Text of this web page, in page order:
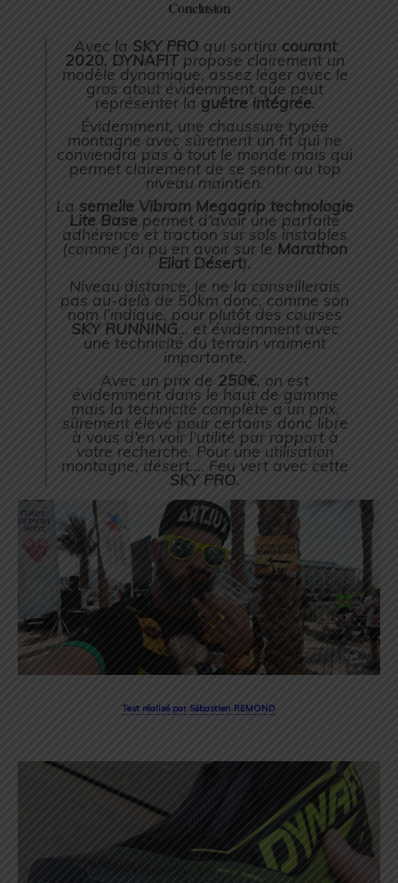
Conclusion
Avec la SKY PRO qui sortira courant
2020, DYNAFITpropose clairement un
modèle dynamique, assez léger avec le
gros atout évidemment que peut
représenter la guêtre intégrée.
Évidemment, une chaussure typée
montagne avec sûrement un fit qui ne
conviendra pas à tout le monde mais qui
permet clairement de se sentir au top
niveau maintien.
La semelle Vibram Megagrip technologie
Lite Base permet d’avoir une parfaite
adhérence et traction sur sols instables
(comme j’ai pu en avoir sur le Marathon
Eilat Désert).
Niveau distance, je ne la conseillerais
pas au-delà de 50km donc, comme son
nom l’indique, pour plutôt des courses
SKY RUNNING… et évidemment avec
une technicité du terrain vraiment
importante.
Avec un prix de 250€, on est
évidemment dans le haut de gamme
mais la technicité complète a un prix,
sûrement élevé pour certains donc libre
à vous d’en voir l’utilité par rapport à
votre recherche. Pour une utilisation
montagne, désert…. Feu vert avec cette
SKY PRO.
Test réalisé par Sébastien REMOND